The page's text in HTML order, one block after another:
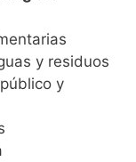
y residuos
y